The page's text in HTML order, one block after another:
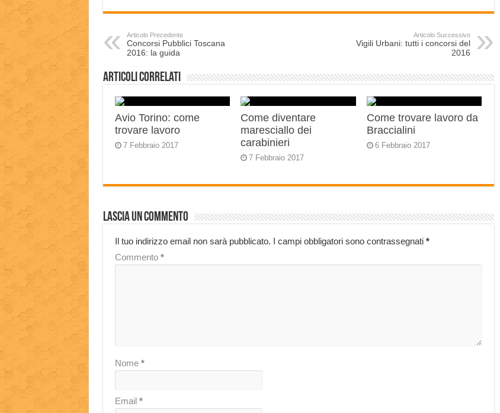
Articolo Precedente
Concorsi Pubblici Toscana
2016: la guida
Articolo Successivo
Vigili Urbani: tutti i concorsi del
2016
Articoli correlati
Avio Torino: come
trovare lavoro
7 Febbraio 2017
Come diventare
maresciallo dei
carabinieri
7 Febbraio 2017
Come trovare lavoro da
Braccialini
6 Febbraio 2017
Lascia un commento
Il tuo indirizzo email non sarà pubblicato. I campi obbligatori sono contrassegnati *
Commento *
Nome *
Email *